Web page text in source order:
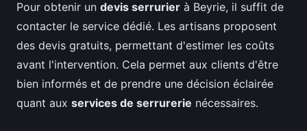
Pour obtenir un devis serrurier à Beyrie, il suffit de
contacter le service dédié. Les artisans proposent
des devis gratuits, permettant d'estimer les coûts
avant l'intervention. Cela permet aux clients d'être
bien informés et de prendre une décision éclairée
quant aux services de serrurerie nécessaires.